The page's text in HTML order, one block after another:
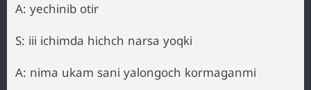
A: yechinib otir
S: iii ichimda hichch narsa yoqki
A: nima ukam sani yalongoch kormaganmi